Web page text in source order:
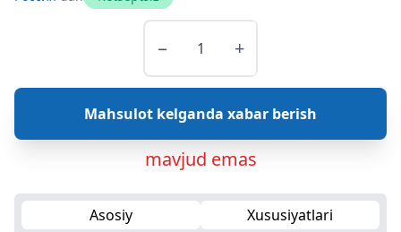
− +
Mahsulot kelganda xabar berish
mavjud emas
Asosiy Xususiyatlari